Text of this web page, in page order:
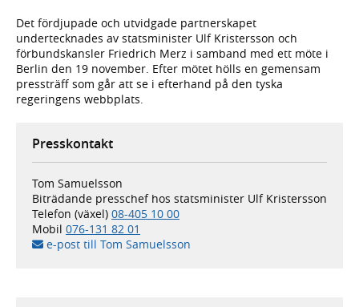
Det fördjupade och utvidgade partnerskapet
undertecknades av statsminister Ulf Kristersson och
förbundskansler Friedrich Merz i samband med ett möte i
Berlin den 19 november. Efter mötet hölls en gemensam
pressträff som går att se i efterhand på den tyska
regeringens webbplats.
Presskontakt
Tom Samuelsson
Biträdande presschef hos statsminister Ulf Kristersson
Telefon (växel) 08-405 10 00
Mobil 076-131 82 01
e-post till Tom Samuelsson